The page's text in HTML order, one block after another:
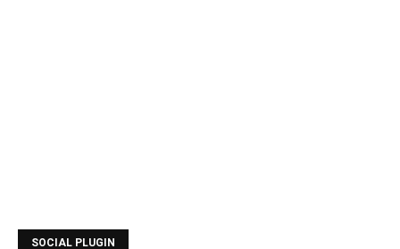
SOCIAL PLUGIN